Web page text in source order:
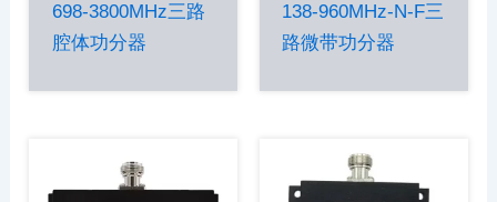
698-3800MHz三路
腔体功分器
138-960MHz-N-F三
路微带功分器